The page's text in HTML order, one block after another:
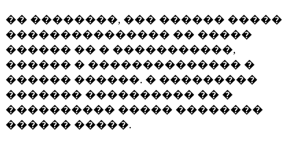
�� ��������, ��� ������ �����
��������������� �� �����
������ �� � �����������,
������ � �������������� �
������ ������. � ���������
������� ���������� �� �
���������� ����� ��������
������ �����.